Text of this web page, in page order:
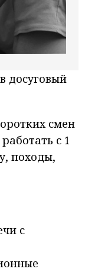
досуговый
смен
с 1
походы,
с